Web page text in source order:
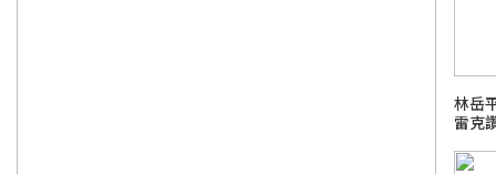
林岳
雷克